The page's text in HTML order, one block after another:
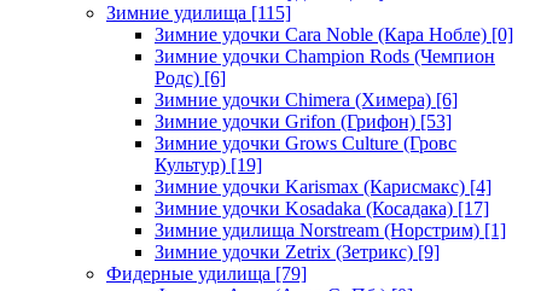
Зимние удилища [115]
Зимние удочки Cara Noble (Кара Нобле) [0]
Зимние удочки Champion Rods (Чемпион
Родс) [6]
Зимние удочки Chimera (Химера) [6]
Зимние удочки Grifon (Грифон) [53]
Зимние удочки Grows Culture (Гровс
Культур) [19]
Зимние удочки Karismax (Карисмакс) [4]
Зимние удочки Kosadaka (Косадака) [17]
Зимние удилища Norstream (Норстрим) [1]
Зимние удочки Zetrix (Зетрикс) [9]
Фидерные удилища [79]